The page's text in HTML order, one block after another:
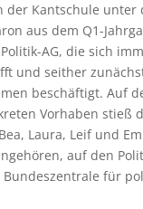
der Kantschule unter
aus dem Q1-
AG, die sich
und seither
beschäftigt. Auf
Vorhaben stieß
Laura, Leif und
auf den
für